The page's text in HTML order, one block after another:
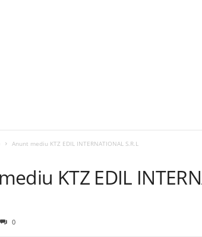
Anunt mediu KTZ EDIL INTERNATIONAL S.R.L
KTZ EDIL
0